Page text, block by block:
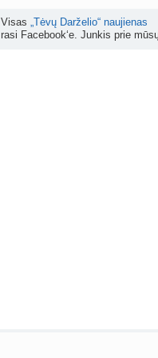
Visas „Tėvų Darželio“ naujienas
rasi Facebook‘e. Junkis prie